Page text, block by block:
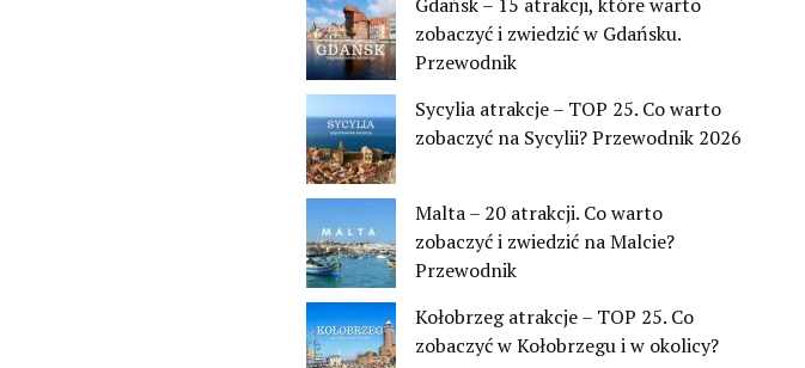
zobaczyć i zwiedzić w Gdańsku.
Przewodnik
Sycylia atrakcje – TOP 25. Co warto
zobaczyć na Sycylii? Przewodnik 2026
Malta – 20 atrakcji. Co warto
zobaczyć i zwiedzić na Malcie?
Przewodnik
Kołobrzeg atrakcje – TOP 25. Co
zobaczyć w Kołobrzegu i w okolicy?